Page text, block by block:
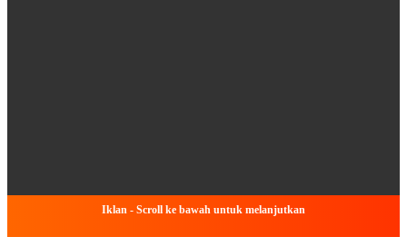
Iklan - Scroll ke bawah untuk melanjutkan